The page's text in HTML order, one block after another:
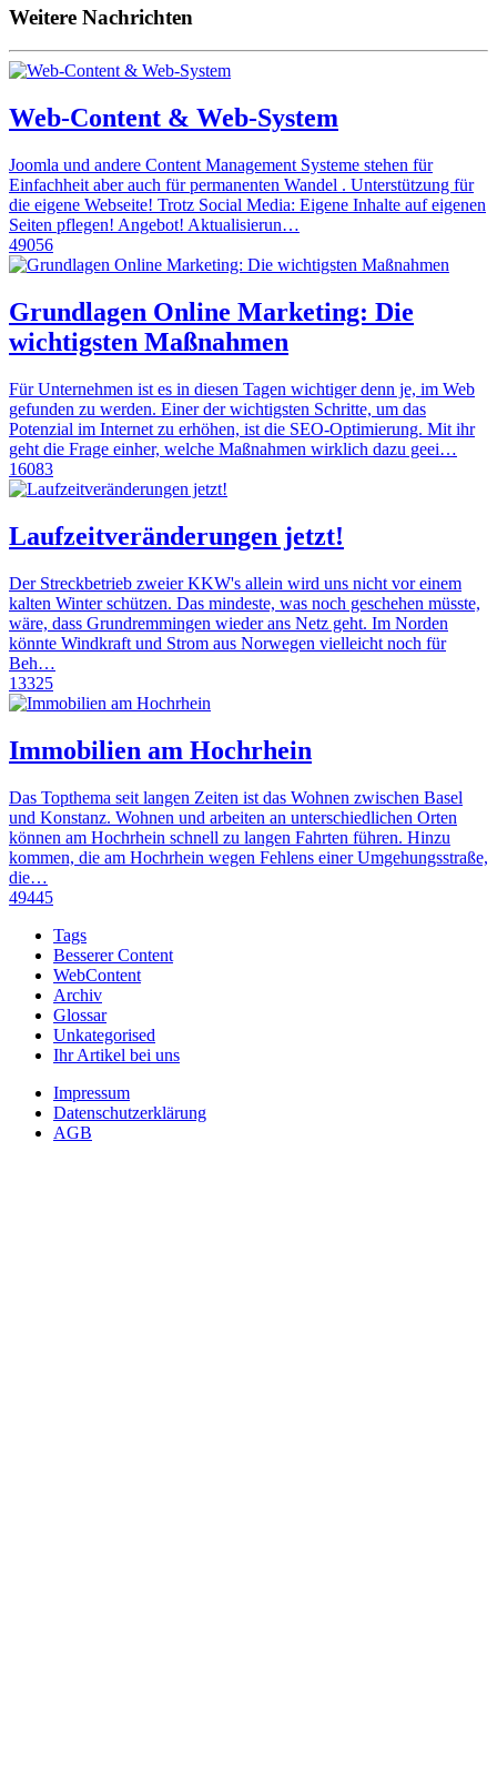
Weitere Nachrichten
Web-Content & Web-System
Joomla und andere Content Management Systeme stehen für
Einfachheit aber auch für permanenten Wandel . Unterstützung für
die eigene Webseite! Trotz Social Media: Eigene Inhalte auf eigenen
Seiten pflegen! Angebot! Aktualisierun…
49056
Grundlagen Online Marketing: Die
wichtigsten Maßnahmen
Für Unternehmen ist es in diesen Tagen wichtiger denn je, im Web
gefunden zu werden. Einer der wichtigsten Schritte, um das
Potenzial im Internet zu erhöhen, ist die SEO-Optimierung. Mit ihr
geht die Frage einher, welche Maßnahmen wirklich dazu geei…
16083
Laufzeitveränderungen jetzt!
Der Streckbetrieb zweier KKW's allein wird uns nicht vor einem
kalten Winter schützen. Das mindeste, was noch geschehen müsste,
wäre, dass Grundremmingen wieder ans Netz geht. Im Norden
könnte Windkraft und Strom aus Norwegen vielleicht noch für
Beh…
13325
Immobilien am Hochrhein
Das Topthema seit langen Zeiten ist das Wohnen zwischen Basel
und Konstanz. Wohnen und arbeiten an unterschiedlichen Orten
können am Hochrhein schnell zu langen Fahrten führen. Hinzu
kommen, die am Hochrhein wegen Fehlens einer Umgehungsstraße,
die…
49445
Tags
Besserer Content
WebContent
Archiv
Glossar
Unkategorised
Ihr Artikel bei uns
Impressum
Datenschutzerklärung
AGB